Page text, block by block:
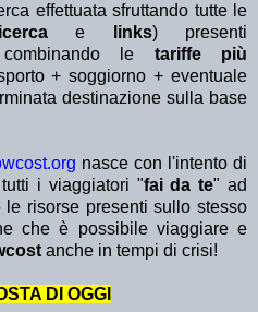
effettuata sfruttando tutte le
e links) presenti
le tariffe più
+ soggiorno + eventuale
destinazione sulla base
nasce con l'intento di
i viaggiatori "fai da te" ad
risorse presenti sullo stesso
che è possibile viaggiare e
anche in tempi di crisi!
DI OGGI